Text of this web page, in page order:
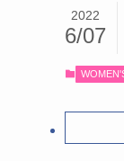
2022
6/07